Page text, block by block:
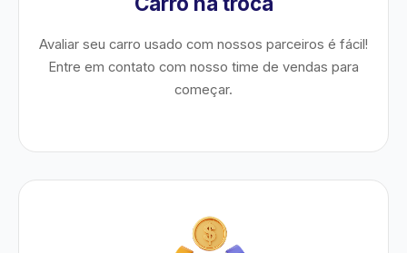
Avaliar seu carro usado com nossos parceiros é fácil!
Entre em contato com nosso time de vendas para
começar.